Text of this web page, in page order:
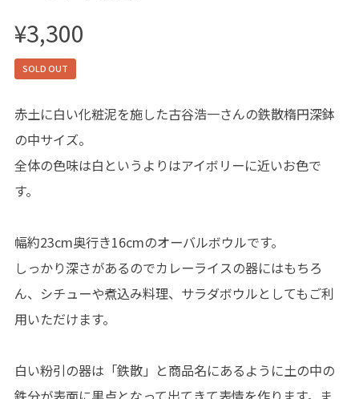
¥3,300
SOLD OUT
赤土に白い化粧泥を施した古谷浩一さんの鉄散楕円深鉢
の中サイズ。
全体の色味は白というよりはアイボリーに近いお色で
す。
幅約23cm奥行き16cmのオーバルボウルです。
しっかり深さがあるのでカレーライスの器にはもちろ
ん、シチューや煮込み料理、サラダボウルとしてもご利
用いただけます。
白い粉引の器は「鉄散」と商品名にあるように土の中の